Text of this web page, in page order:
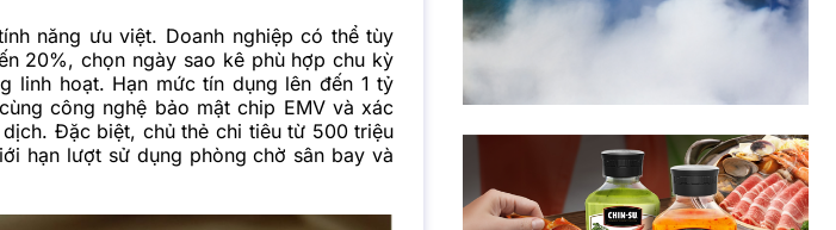
năng ưu việt. Doanh nghiệp có thể tùy
20%, chọn ngày sao kê phù hợp chu kỳ
linh hoạt. Hạn mức tín dụng lên đến 1 tỷ
công nghệ bảo mật chip EMV và xác
Đặc biệt, chủ thẻ chi tiêu từ 500 triệu
hạn lượt sử dụng phòng chờ sân bay và